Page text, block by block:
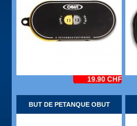
19.90 CHF
BUT DE PETANQUE OBUT